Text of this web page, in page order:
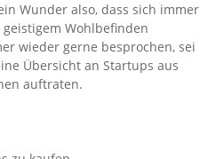
Wunder also, dass sich immer
Wohlbefinden
wieder gerne besprochen, sei
Übersicht an Startups aus
auftraten.